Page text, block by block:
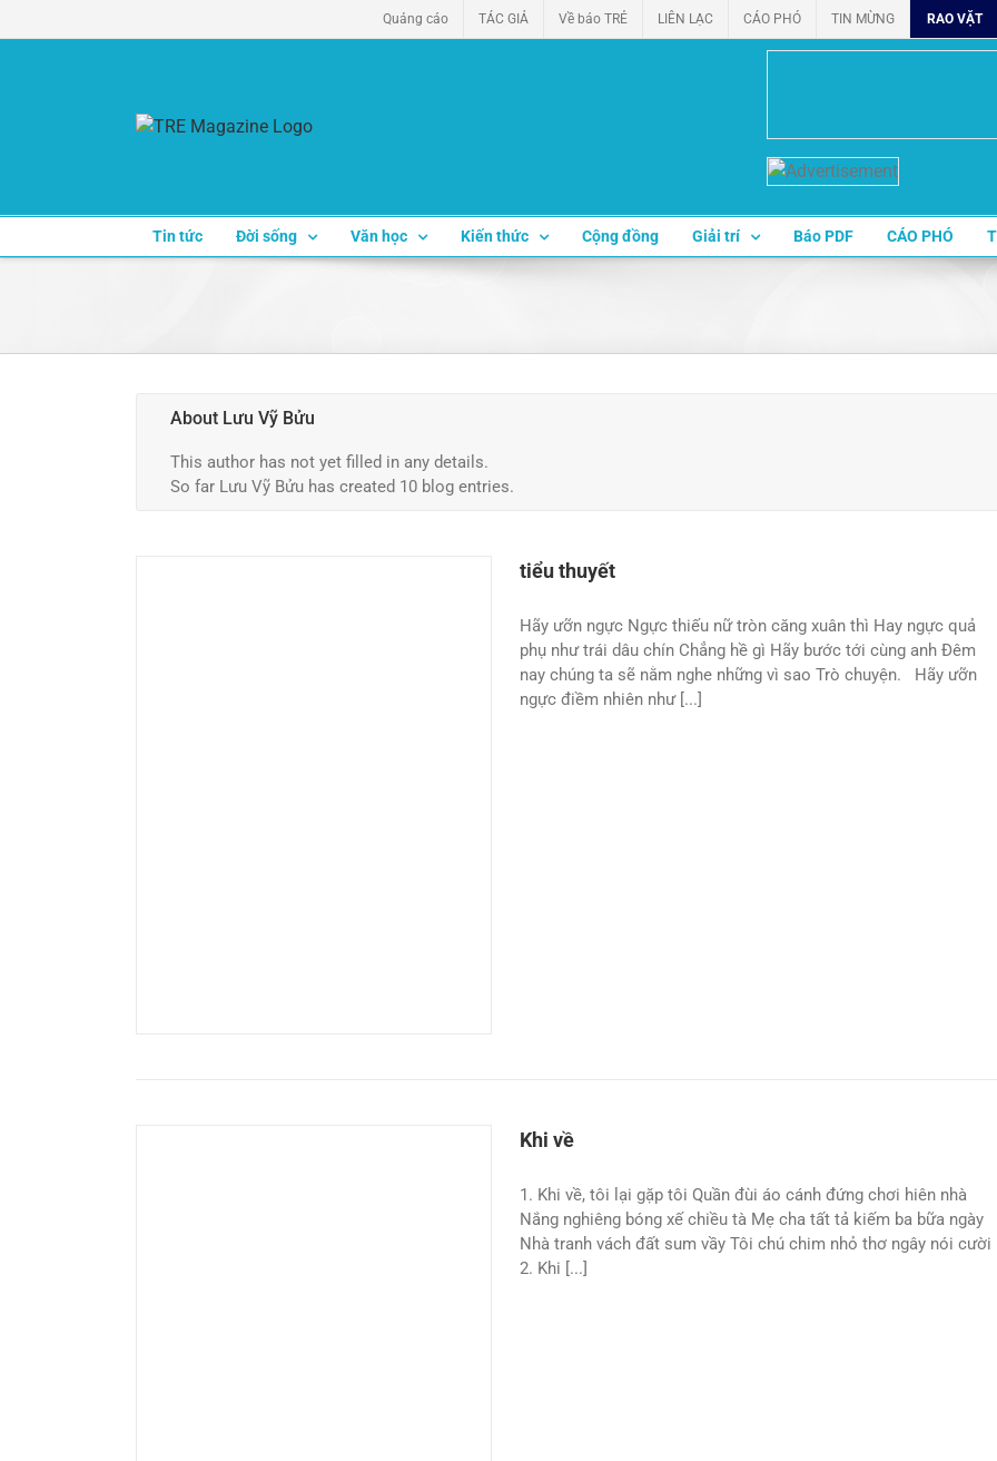
to
Quảng cáo TÁC GIẢ Về báo TRẺ LIÊN LẠC CÁO PHÓ TIN MỪNG RAO VẶT
Tin tức Đời sống Văn học Kiến thức Cộng đồng Giải trí Báo PDF CÁO PHÓ
About Lưu Vỹ Bửu
This author has not yet filled in any details.
So far Lưu Vỹ Bửu has created 10 blog entries.
tiểu thuyết
Hãy ưỡn ngực Ngực thiếu nữ tròn căng xuân thì Hay ngực quả
phụ như trái dâu chín Chẳng hề gì Hãy bước tới cùng anh Ðêm
nay chúng ta sẽ nằm nghe những vì sao Trò chuyện. Hãy ưỡn
ngực điềm nhiên như [...]
Khi về
1. Khi về, tôi lại gặp tôi Quần đùi áo cánh đứng chơi hiên nhà
Nắng nghiêng bóng xế chiều tà Mẹ cha tất tả kiếm ba bữa ngày
Nhà tranh vách đất sum vầy Tôi chú chim nhỏ thơ ngây nói cười
2. Khi [...]